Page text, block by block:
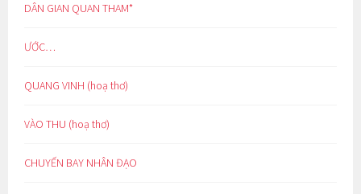
DÂN GIAN QUAN THAM*
ƯỚC…
QUANG VINH (hoạ thơ)
VÀO THU (hoạ thơ)
CHUYẾN BAY NHÂN ĐẠO